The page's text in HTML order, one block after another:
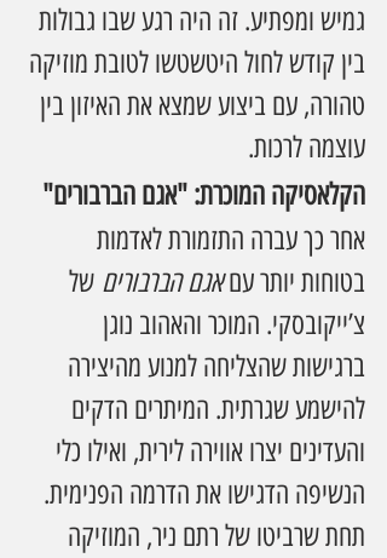
גמיש ומפתיע. זה היה רגע שבו גבולות
בין קודש לחול היטשטשו לטובת מוזיקה
טהורה, עם ביצוע שמצא את האיזון בין
עוצמה לרכות.
הקלאסיקה המוכרת: "אגם הברבורים"
אחר כך עברה התזמורת לאדמות
בטוחות יותר עם אגם הברבורים של
צ’ייקובסקי. המוכר והאהוב נוגן
ברגישות שהצליחה למנוע מהיצירה
להישמע שגרתית. המיתרים הדקים
והעדינים יצרו אווירה לירית, ואילו כלי
הנשיפה הדגישו את הדרמה הפנימית.
תחת שרביטו של רתם ניר, המוזיקה